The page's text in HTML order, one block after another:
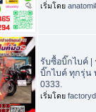
เริ่มโดย
รับซื้อบิ๊กไบค์
บิ๊กไบค์ ทุกรุ่น
0333.
เริ่มโดย